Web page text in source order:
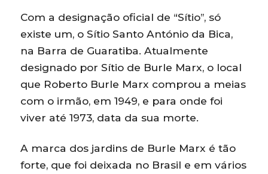
Com a designação oficial de “Sítio”, só
existe um, o Sítio Santo António da Bica,
na Barra de Guaratiba. Atualmente
designado por Sítio de Burle Marx, o local
que Roberto Burle Marx comprou a meias
com o irmão, em 1949, e para onde foi
viver até 1973, data da sua morte.
A marca dos jardins de Burle Marx é tão
forte, que foi deixada no Brasil e em vários